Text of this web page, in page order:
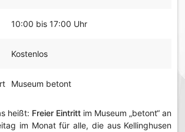
10:00 bis 17:00 Uhr
Kostenlos
Museum betont
heißt: Freier Eintritt im Museum „betont“ an
im Monat für alle, die aus Kellinghusen